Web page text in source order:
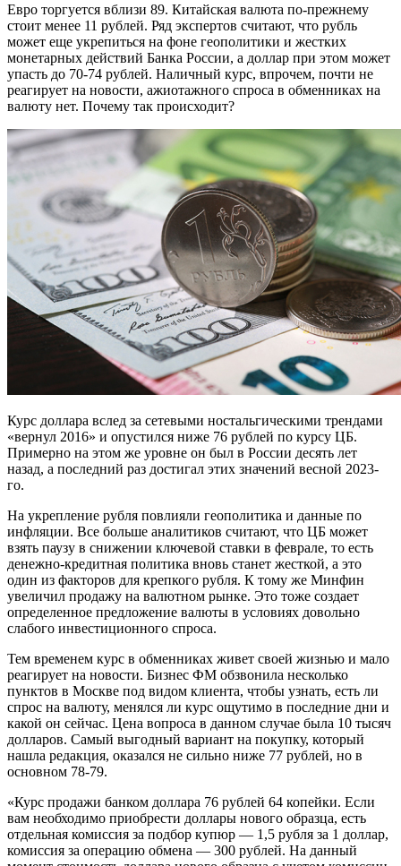
Евро торгуется вблизи 89. Китайская валюта по-прежнему
стоит менее 11 рублей. Ряд экспертов считают, что рубль
может еще укрепиться на фоне геополитики и жестких
монетарных действий Банка России, а доллар при этом может
упасть до 70-74 рублей. Наличный курс, впрочем, почти не
реагирует на новости, ажиотажного спроса в обменниках на
валюту нет. Почему так происходит?
Курс доллара вслед за сетевыми ностальгическими трендами
«вернул 2016» и опустился ниже 76 рублей по курсу ЦБ.
Примерно на этом же уровне он был в России десять лет
назад, а последний раз достигал этих значений весной 2023-
го.
На укрепление рубля повлияли геополитика и данные по
инфляции. Все больше аналитиков считают, что ЦБ может
взять паузу в снижении ключевой ставки в феврале, то есть
денежно-кредитная политика вновь станет жесткой, а это
один из факторов для крепкого рубля. К тому же Минфин
увеличил продажу на валютном рынке. Это тоже создает
определенное предложение валюты в условиях довольно
слабого инвестиционного спроса.
Тем временем курс в обменниках живет своей жизнью и мало
реагирует на новости. Бизнес ФМ обзвонила несколько
пунктов в Москве под видом клиента, чтобы узнать, есть ли
спрос на валюту, менялся ли курс ощутимо в последние дни и
какой он сейчас. Цена вопроса в данном случае была 10 тысяч
долларов. Самый выгодный вариант на покупку, который
нашла редакция, оказался не сильно ниже 77 рублей, но в
основном 78-79.
«Курс продажи банком доллара 76 рублей 64 копейки. Если
вам необходимо приобрести доллары нового образца, есть
отдельная комиссия за подбор купюр — 1,5 рубля за 1 доллар,
комиссия за операцию обмена — 300 рублей. На данный